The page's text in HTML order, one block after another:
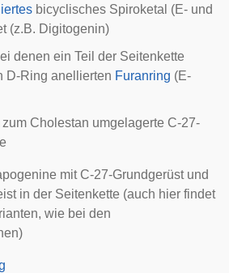
bicyclisches Spiroketal (E- und
(z.B. Digitogenin)
denen ein Teil der Seitenkette
D-Ring anellierten Furanring (E-
Cholestan umgelagerte C-27-
mit C-27-Grundgerüst und
in der Seitenkette (auch hier findet
wie bei den